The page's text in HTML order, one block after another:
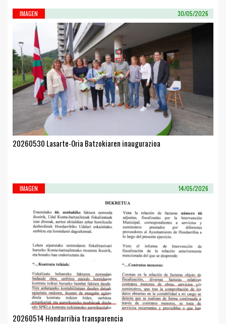
IMAGEN 30/05/2026
20260530 Lasarte-Oria Batzokiaren inaugurazioa
IMAGEN 14/05/2026
20260514 Hondarribia transparencia